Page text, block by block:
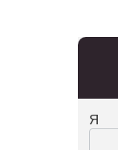
Я